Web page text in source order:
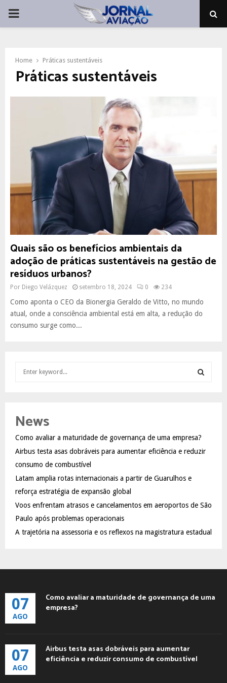
PRIMARY
Home Práticas sustentáveis
Práticas sustentáveis
Quais são os benefícios ambientais da
adoção de práticas sustentáveis na gestão de
resíduos urbanos?
Por Diego Velázquez setembro 18, 2024 0 234
Como aponta o CEO da Bionergia Geraldo de Vitto, no mundo
atual, onde a consciência ambiental está em alta, a redução do
consumo surge como...
h
o
r
:
R
News
Como avaliar a maturidade de governança de uma empresa?
Airbus testa asas dobráveis para aumentar eficiência e reduzir
consumo de combustível
Latam amplia rotas internacionais a partir de Guarulhos e
reforça estratégia de expansão global
Voos enfrentam atrasos e cancelamentos em aeroportos de São
Paulo após problemas operacionais
A trajetória na assessoria e os reflexos na magistratura estadual
07
AGO
Como avaliar a maturidade de governança de uma
empresa?
07
AGO
Airbus testa asas dobráveis para aumentar
eficiência e reduzir consumo de combustível